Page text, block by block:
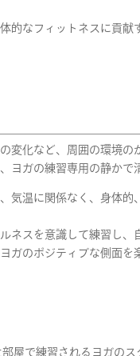
的なフィットネスに貢
変化など、周囲の環境の
ヨガの練習専用の静かで
気温に関係なく、身体
ネスを意識して練習し
のポジティブな側面を
屋で練習されるヨガのス